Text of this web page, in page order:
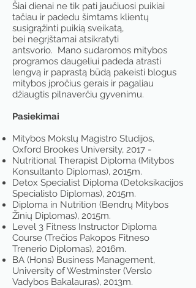
Šiai dienai ne tik pati jaučiuosi puikiai
tačiau ir padedu šimtams klientų
susigrąžinti puikią sveikatą,
bei negrįštamai atsikratyti
antsvorio. Mano sudaromos mitybos
programos daugeliui padeda atrasti
lengvą ir paprastą būdą pakeisti blogus
mitybos įpročius gerais ir pagaliau
džiaugtis pilnaverčiu gyvenimu.
Pasiekimai
Mitybos Mokslų Magistro Studijos,
Oxford Brookes University, 2017 -
Nutritional Therapist Diploma (Mitybos
Konsultanto Diplomas), 2015m.
Detox Specialist Diploma (Detoksikacijos
Specialisto Diplomas), 2015m.
Diploma in Nutrition (Bendrų Mitybos
Žinių Diplomas), 2015m.
Level 3 Fitness Instructor Diploma
Course (Trečios Pakopos Fitneso
Trenerio Diplomas), 2016m.
BA (Hons) Business Management,
University of Westminster (Verslo
Vadybos Bakalauras), 2013m.